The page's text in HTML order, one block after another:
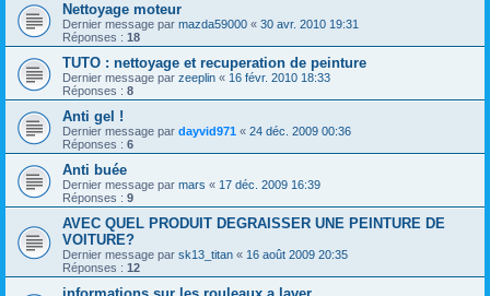
Nettoyage moteur
Dernier message par mazda59000 « 30 avr. 2010 19:31
Réponses : 18
TUTO : nettoyage et recuperation de peinture
Dernier message par zeeplin « 16 févr. 2010 18:33
Réponses : 8
Anti gel !
Dernier message par dayvid971 « 24 déc. 2009 00:36
Réponses : 6
Anti buée
Dernier message par mars « 17 déc. 2009 16:39
Réponses : 9
AVEC QUEL PRODUIT DEGRAISSER UNE PEINTURE DE
VOITURE?
Dernier message par sk13_titan « 16 août 2009 20:35
Réponses : 12